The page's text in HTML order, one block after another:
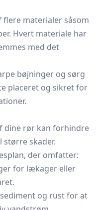
flere materialer såsom
Hvert materiale har
med det
bøjninger og sørg
placeret og sikret for
dine rør kan forhindre
større skader.
der omfatter:
for lækager eller
og rust for at